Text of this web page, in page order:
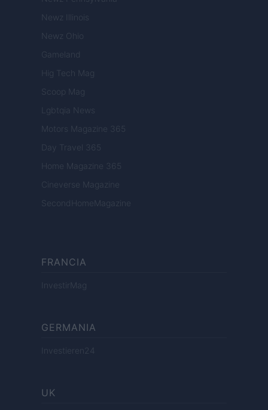
Newz Illinois
Newz Ohio
Gameland
Hig Tech Mag
Scoop Mag
Lgbtqia News
Motors Magazine 365
Day Travel 365
Home Magazine 365
Cineverse Magazine
SecondHomeMagazine
FRANCIA
InvestirMag
GERMANIA
Investieren24
UK